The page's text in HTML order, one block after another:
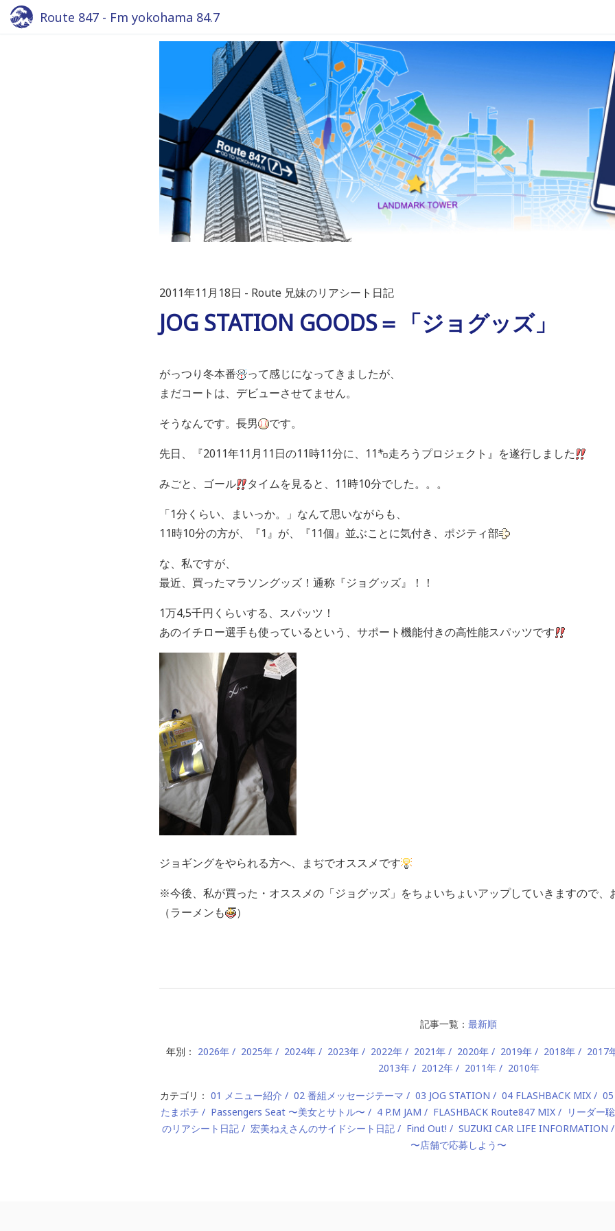
Route 847 - Fm yokohama 84.7
2011年11月18日 Route 兄妹のリアシート日記
JOG STATION GOODS＝「ジョグッズ」
がっつり冬本番
って感じになってきましたが、
まだコートは、デビューさせてません。
そうなんです。長男
です。
先日、『2011年11月11日の11時11分に、11㌔走ろうプロジェクト』を遂行しました
みごと、ゴール
タイムを見ると、11時10分でした。。。
「1分くらい、まいっか。」なんて思いながらも、
11時10分の方が、『1』が、『11個』並ぶことに気付き、ポジティ部
な、私ですが、
最近、買ったマラソングッズ！通称『ジョグッズ』！！
1万4,5千円くらいする、スパッツ！
あのイチロー選手も使っているという、サポート機能付きの高性能スパッツです
ジョギングをやられる方へ、まぢでオススメです
※今後、私が買った・オススメの「ジョグッズ」をちょいちょいアップしていきますので、
（ラーメンも
）
記事一覧： 最新順
年別： 2026年 2025年 2024年 2023年 2022年 2021年 2020年 2019年 2018年 2017
2013年
2012年 2011年 2010年
カテゴリ： 01 メニュー紹介 02 番組メッセージテーマ 03 JOG STATION 04 FLASHBACK MIX
たまポチ
Passengers Seat 〜美女とサトル〜 4 P.M JAM FLASHBACK Route847 MIX リーダー
のリアシート日記
宏美ねえさんのサイドシート日記 Find Out! SUZUKI CAR LIFE INFORMATION
〜店舗で応募しよう〜